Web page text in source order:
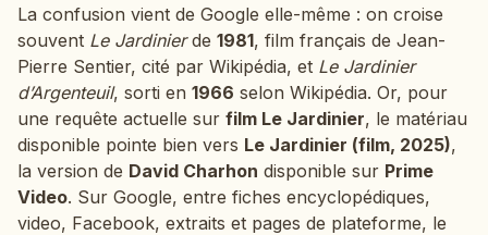
La confusion vient de Google elle-même : on croise
souvent Le Jardinierde 1981, film français de Jean-
Pierre Sentier, cité par Wikipédia, et Le Jardinier
d’Argenteuil, sorti en 1966 selon Wikipédia. Or, pour
une requête actuelle sur film Le Jardinier, le matériau
disponible pointe bien vers Le Jardinier (film, 2025),
la version de David Charhon disponible sur Prime
Video. Sur Google, entre fiches encyclopédiques,
video, Facebook, extraits et pages de plateforme, le